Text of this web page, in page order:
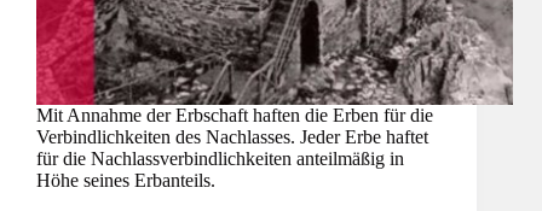
Mit Annahme der Erbschaft haften die Erben für die
Verbindlichkeiten des Nachlasses. Jeder Erbe haftet
für die Nachlassverbindlichkeiten anteilmäßig in
Höhe seines Erbanteils.